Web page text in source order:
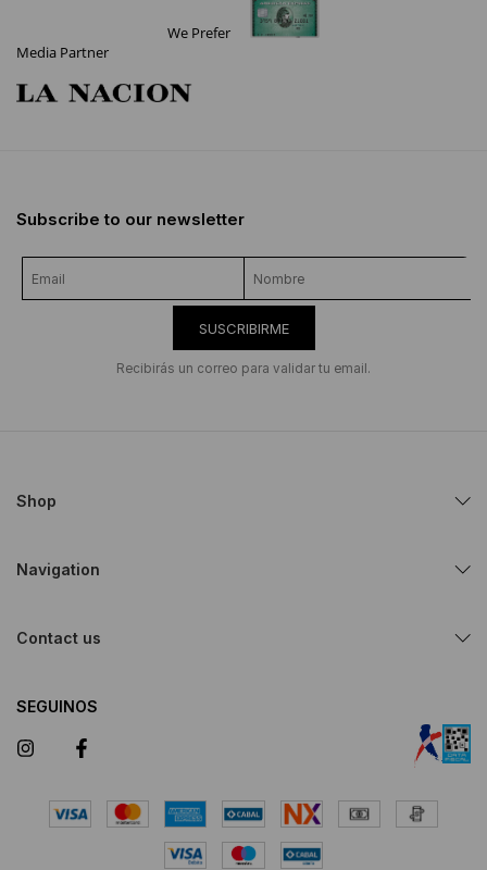
We Prefer
Media Partner
Subscribe to our newsletter
SUSCRIBIRME
Recibirás un correo para validar tu email.
Shop
Navigation
Contact us
SEGUINOS